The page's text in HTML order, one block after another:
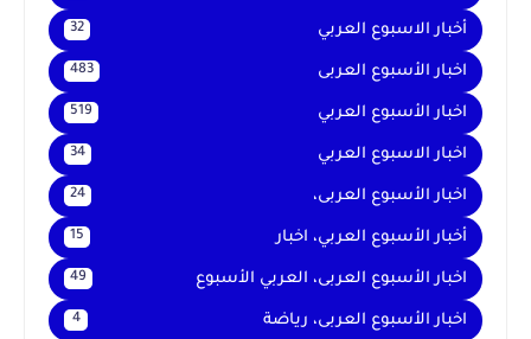
أخبار الاسبوع العربي 32
اخبار الأسبوع العربى 483
اخبار الأسبوع العربي 519
اخبار الاسبوع العربي 34
اخبار الأسبوع العربى، 24
أخبار الأسبوع العربي، اخبار 15
اخبار الأسبوع العربى، العربي الأسبوع 49
اخبار الأسبوع العربى، رياضة 4